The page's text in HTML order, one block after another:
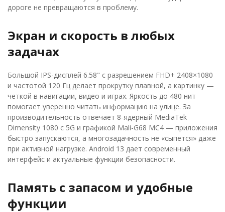
дороге не превращаются в проблему.
Экран и скорость в любых
задачах
Большой IPS-дисплей 6.58" с разрешением FHD+ 2408×1080
и частотой 120 Гц делает прокрутку плавной, а картинку —
четкой в навигации, видео и играх. Яркость до 480 нит
помогает уверенно читать информацию на улице. За
производительность отвечает 8-ядерный MediaTek
Dimensity 1080 с 5G и графикой Mali-G68 MC4 — приложения
быстро запускаются, а многозадачность не «сыпется» даже
при активной нагрузке. Android 13 дает современный
интерфейс и актуальные функции безопасности.
Память с запасом и удобные
функции